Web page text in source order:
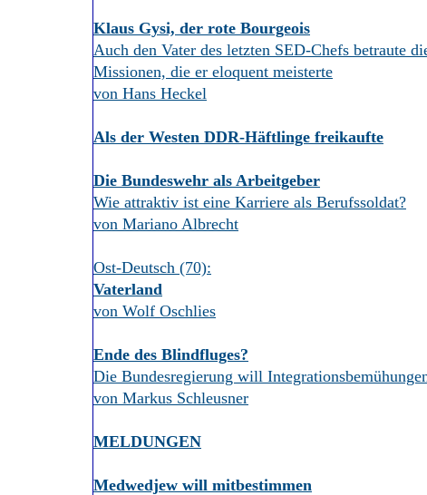
Klaus Gysi, der rote Bourgeois
Auch den Vater des letzten SED-Chefs betraute
Missionen, die er eloquent meisterte
von Hans Heckel
Als der Westen DDR-Häftlinge freikaufte
Die Bundeswehr als Arbeitgeber
Wie attraktiv ist eine Karriere als Berufssoldat?
von Mariano Albrecht
Ost-Deutsch (70):
Vaterland
von Wolf Oschlies
Ende des Blindfluges?
Die Bundesregierung will
von Markus Schleusner
MELDUNGEN
Medwedjew will mitbestimmen